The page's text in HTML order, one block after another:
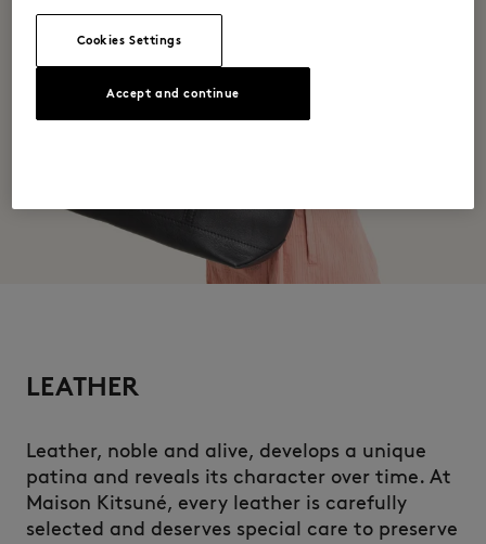
LEATHER
Leather, noble and alive, develops a unique
patina and reveals its character over time. At
Maison Kitsuné, every leather is carefully
selected and deserves special care to preserve
Cookies Settings
Accept and continue